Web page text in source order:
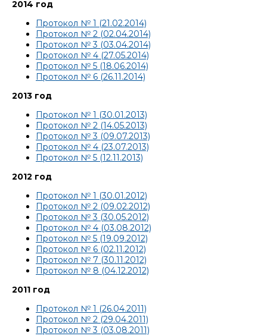
2014 год
Протокол № 1 (21.02.2014)
Протокол № 2 (02.04.2014)
Протокол № 3 (03.04.2014)
Протокол № 4 (27.05.2014)
Протокол № 5 (18.06.2014)
Протокол № 6 (26.11.2014)
2013 год
Протокол № 1 (30.01.2013)
Протокол № 2 (14.05.2013)
Протокол № 3 (09.07.2013)
Протокол № 4 (23.07.2013)
Протокол № 5 (12.11.2013)
2012 год
Протокол № 1 (30.01.2012)
Протокол № 2 (09.02.2012)
Протокол № 3 (30.05.2012)
Протокол № 4 (03.08.2012)
Протокол № 5 (19.09.2012)
Протокол № 6 (02.11.2012)
Протокол № 7 (30.11.2012)
Протокол № 8 (04.12.2012)
2011 год
Протокол № 1 (26.04.2011)
Протокол № 2 (29.04.2011)
Протокол № 3 (03.08.2011)